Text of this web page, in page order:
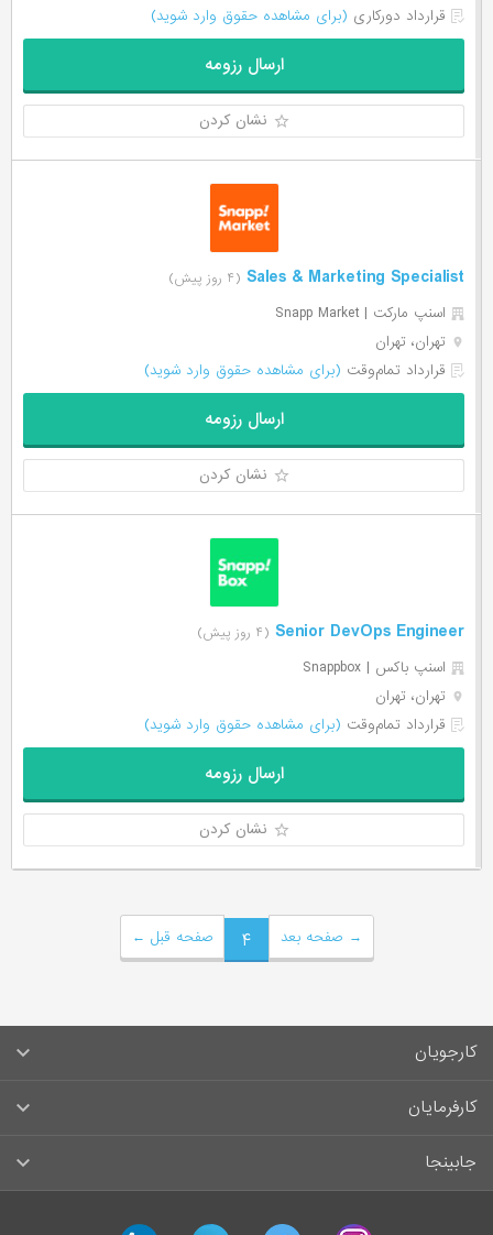
قرارداد دورکاری (برای مشاهده حقوق وارد شوید)
ارسال رزومه
نشان کردن
Sales & Marketing Specialist (۴ روز پیش)
اسنپ مارکت | Snapp Market
تهران، تهران
قرارداد تمام‌وقت (برای مشاهده حقوق وارد شوید)
ارسال رزومه
نشان کردن
Senior DevOps Engineer (۴ روز پیش)
اسنپ باکس | Snappbox
تهران، تهران
قرارداد تمام‌وقت (برای مشاهده حقوق وارد شوید)
ارسال رزومه
نشان کردن
← صفحه قبل ۴ صفحه بعد →
کارجویان
سوالات متداول کارجویان
لیست مشاغل
کارفرمایان
راهنمای ثبت آگهی استخدام
جابینجا